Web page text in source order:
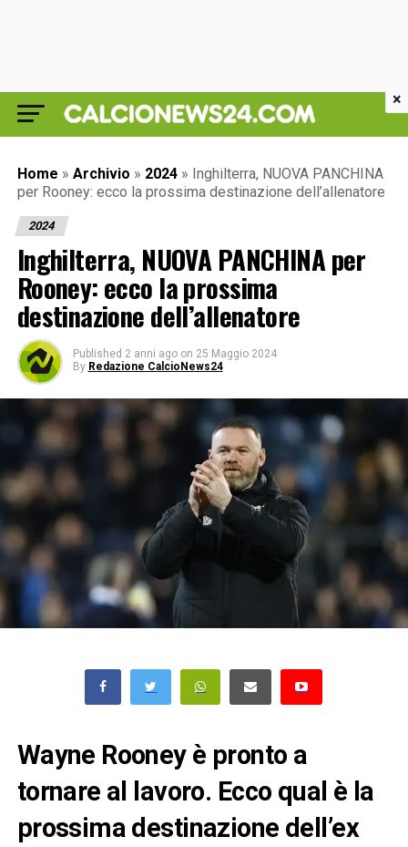
Home » Archivio » 2024 » Inghilterra, NUOVA PANCHINA
per Rooney: ecco la prossima destinazione dell’allenatore
2024
Inghilterra, NUOVA PANCHINA per
Rooney: ecco la prossima
destinazione dell’allenatore
Published 2 anni ago on 25 Maggio 2024
By Redazione CalcioNews24
Wayne Rooney è pronto a
tornare al lavoro. Ecco qual è la
prossima destinazione dell’ex
×